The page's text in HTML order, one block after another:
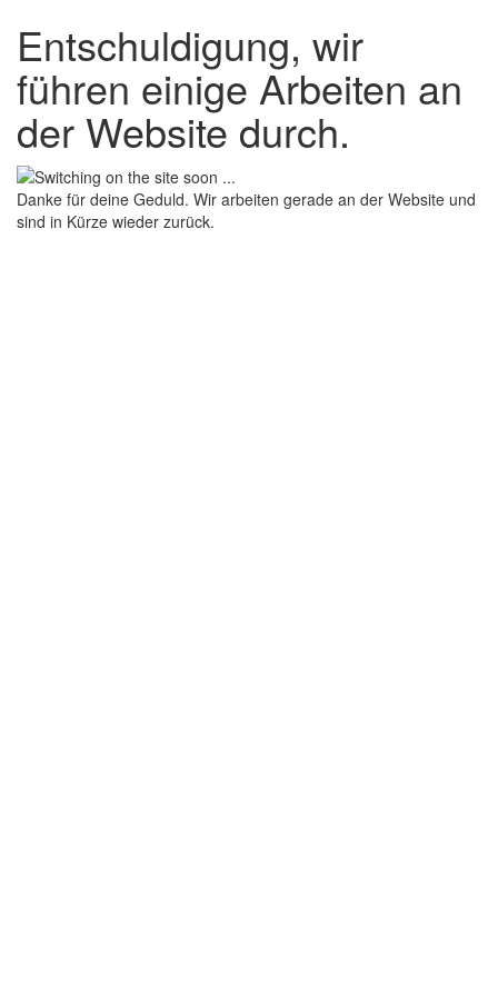
Entschuldigung, wir
führen einige Arbeiten an
der Website durch.
Danke für deine Geduld. Wir arbeiten gerade an der Website und
sind in Kürze wieder zurück.